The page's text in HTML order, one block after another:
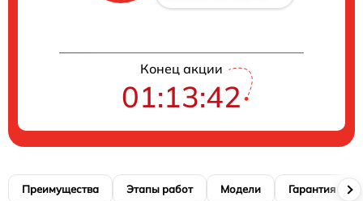
Конец акции
01:13:41
Преимущества Этапы работ Модели Гарантия